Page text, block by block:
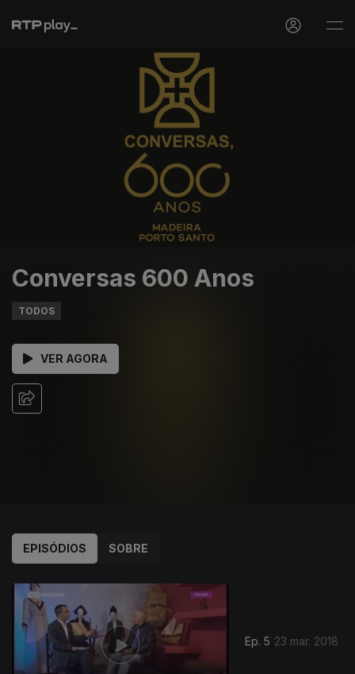
Conversas 600 Anos
TODOS
VER AGORA
EPISÓDIOS SOBRE
Ep. 5 23 mar. 2018